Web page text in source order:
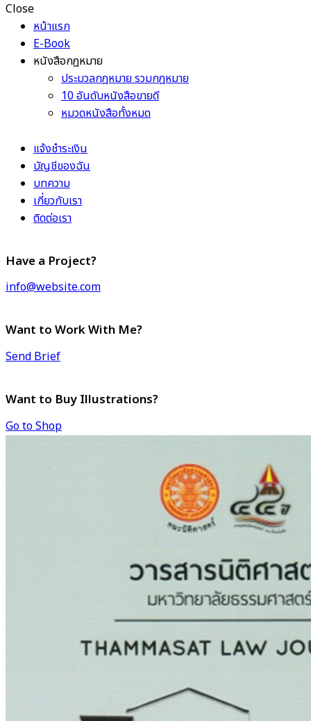
Close
หน้าแรก
E-Book
หนังสือกฎหมาย
ประมวลกฎหมาย รวมกฎหมาย
10 อันดับหนังสือขายดี
หมวดหนังสือทั้งหมด
แจ้งชำระเงิน
บัญชีของฉัน
บทความ
เกี่ยวกับเรา
ติดต่อเรา
Have a Project?
info@website.com
Want to Work With Me?
Send Brief
Want to Buy Illustrations?
Go to Shop